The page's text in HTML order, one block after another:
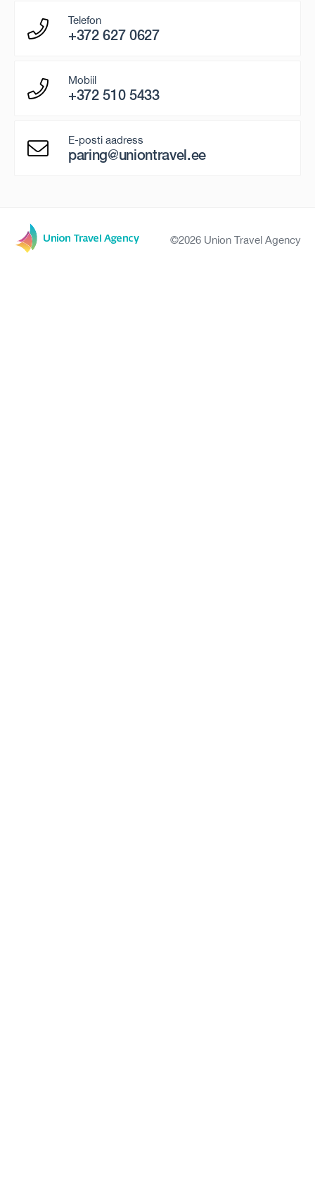
Telefon
+372 627 0627
Mobiil
+372 510 5433
E-posti aadress
paring@uniontravel.ee
©2026 Union Travel Agency